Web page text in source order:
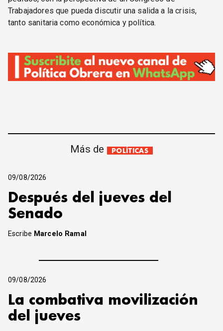
Trabajadores que pueda discutir una salida a la crisis,
tanto sanitaria como económica y política.
Más de POLÍTICAS
09/08/2026
Después del jueves del
Senado
Escribe Marcelo Ramal
09/08/2026
La combativa movilización
del jueves